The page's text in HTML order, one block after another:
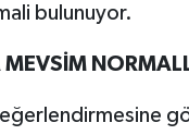
bulunuyor.